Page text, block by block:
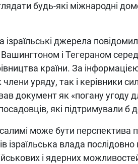
будь-які міжнародні
ізраїльські джерела
і Тегераном
країни. За
уряду, так і керівники
документ як «погану угоду
які підтримували б
може бути перспектива
ізраїльська влада
і ядерних